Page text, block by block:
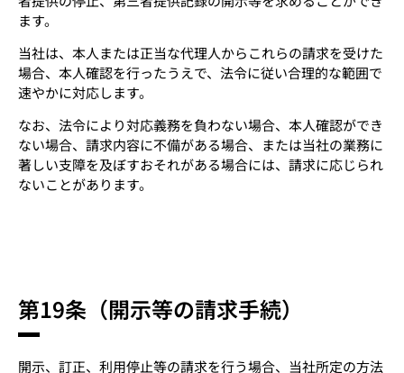
ます。
当社は、本人または正当な代理人からこれらの請求を受けた
場合、本人確認を行ったうえで、法令に従い合理的な範囲で
速やかに対応します。
なお、法令により対応義務を負わない場合、本人確認ができ
ない場合、請求内容に不備がある場合、または当社の業務に
著しい支障を及ぼすおそれがある場合には、請求に応じられ
ないことがあります。
第19条（開示等の請求手続）
開示、訂正、利用停止等の請求を行う場合、当社所定の方法